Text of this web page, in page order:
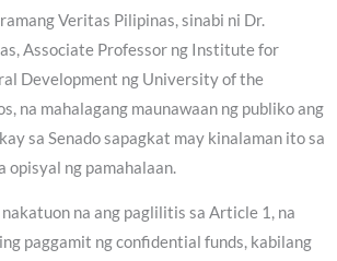
Veritas Pilipinas, sinabi ni Dr.
Associate Professor ng Institute for
Development ng University of the
na mahalagang maunawaan ng publiko ang
sa Senado sapagkat may kinalaman ito sa
opisyal ng pamahalaan.
na ang paglilitis sa Article 1, na
paggamit ng confidential funds, kabilang